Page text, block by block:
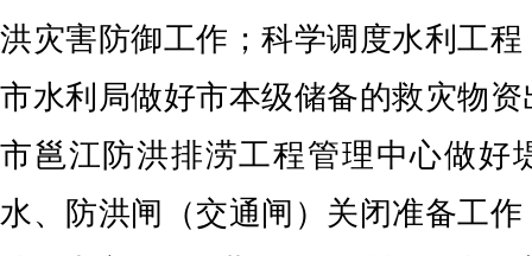
洪灾害防御工作；科学调度水利工
市水利局做好市本级储备的救灾物
市邕江防洪排涝工程管理中心做好
水、防洪闸（交通闸）关闭准备工